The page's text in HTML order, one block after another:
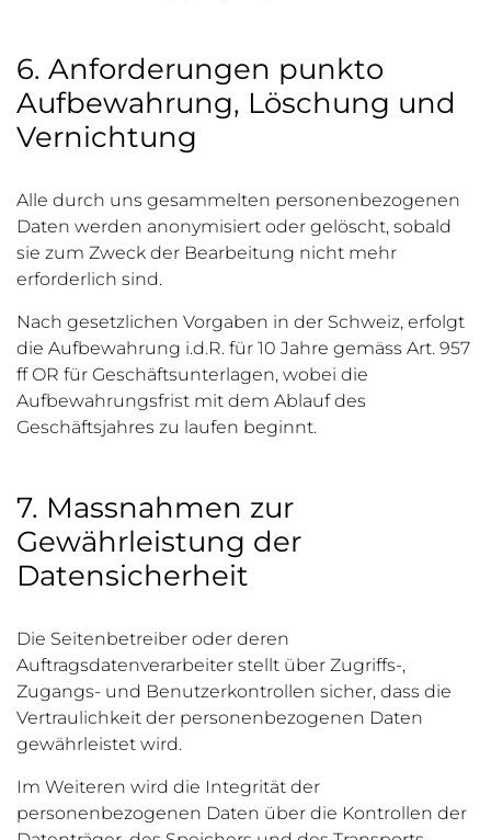
6. Anforderungen punkto
Aufbewahrung, Löschung und
Vernichtung
Alle durch uns gesammelten personenbezogenen
Daten werden anonymisiert oder gelöscht, sobald
sie zum Zweck der Bearbeitung nicht mehr
erforderlich sind.
Nach gesetzlichen Vorgaben in der Schweiz, erfolgt
die Aufbewahrung i.d.R. für 10 Jahre gemäss Art. 957
ff OR für Geschäftsunterlagen, wobei die
Aufbewahrungsfrist mit dem Ablauf des
Geschäftsjahres zu laufen beginnt.
7. Massnahmen zur
Gewährleistung der
Datensicherheit
Die Seitenbetreiber oder deren
Auftragsdatenverarbeiter stellt über Zugriffs-,
Zugangs- und Benutzerkontrollen sicher, dass die
Vertraulichkeit der personenbezogenen Daten
gewährleistet wird.
Im Weiteren wird die Integrität der
personenbezogenen Daten über die Kontrollen der